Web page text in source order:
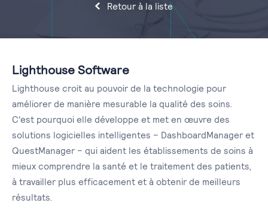
Retour à la liste
Lighthouse Software
Lighthouse croit au pouvoir de la technologie pour
améliorer de manière mesurable la qualité des soins.
C'est pourquoi elle développe et met en œuvre des
solutions logicielles intelligentes – DashboardManager et
QuestManager – qui aident les établissements de soins à
mieux comprendre la santé et le traitement des patients,
à travailler plus efficacement et à obtenir de meilleurs
résultats.